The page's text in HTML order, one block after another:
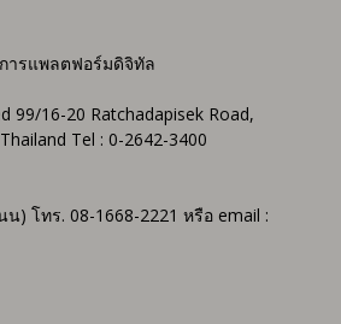
ารแพลตฟอร์มดิจิทัล
99/16-20 Ratchadapisek Road,
Tel : 0-2642-3400
โทร. 08-1668-2221 หรือ email :